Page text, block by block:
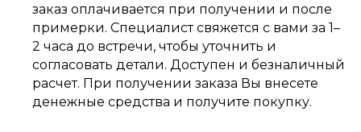
заказ оплачивается при получении и после
примерки. Специалист свяжется с вами за 1–
2 часа до встречи, чтобы уточнить и
согласовать детали. Доступен и безналичный
расчет. При получении заказа Вы внесете
денежные средства и получите покупку.